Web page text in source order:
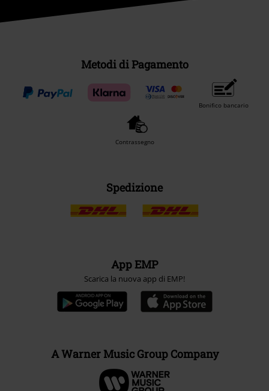
Metodi di Pagamento
Bonifico bancario
Contrassegno
Spedizione
App EMP
Scarica la nuova app di EMP!
A Warner Music Group Company